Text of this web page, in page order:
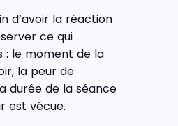
d’avoir la réaction
ce qui
: le moment de la
la peur de
durée de la séance
est vécue.